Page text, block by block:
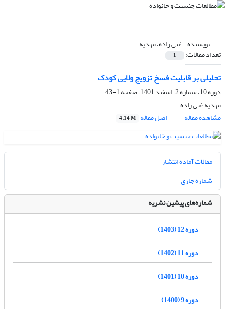
نویسنده =غنی زاده، مهدیه
تعداد مقالات: 1
تحلیلی بر قابلیت فسخ تزویج ولایی کودک
دوره 10، شماره 2، اسفند 1401، صفحه
1-43
مهدیه غنی زاده
مشاهده مقاله
اصل مقاله 4.14 M
مقالات آماده انتشار
شماره جاری
شماره‌های پیشین نشریه
دوره 12 (1403)
دوره 11 (1402)
دوره 10 (1401)
دوره 9 (1400)